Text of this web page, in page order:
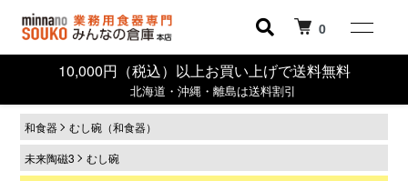
0
10,000円（税込）以上お買い上げで送料無料
北海道・沖縄・離島は送料割引
和食器
むし碗（和食器）
未来陶磁3
むし碗